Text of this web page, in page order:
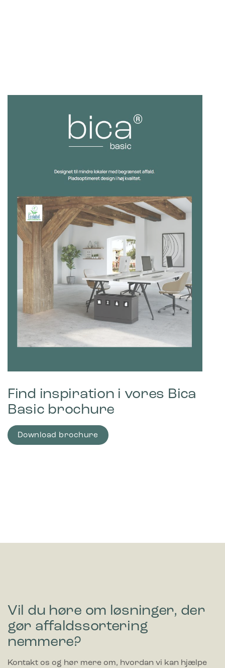
Find inspiration i vores Bica
Basic brochure
Download brochure
Vil du høre om løsninger, der
gør affaldssortering
nemmere?
Kontakt os og hør mere om, hvordan vi kan hjælpe